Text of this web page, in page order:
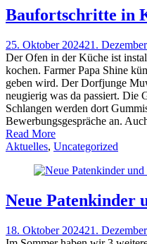
Baufortschritte in
25. Oktober 202421.
Der Ofen in der Küche ist
kochen. Farmer Papa Shine
geben wird. Der Dorfjunge
neugierig was da passiert. Die
Schlangen werden dort
Bewerbungsgespräche an.
Read More
Aktuelles, Uncategorized
Neue Patenkinder
18. Oktober 202421.